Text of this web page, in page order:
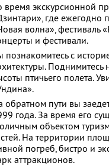
время экскурсионной
где ежегодно
волна», фестиваль
и фестивали.
познакомитесь с
птичьего полета.
обратном пути вы
года. За время его
объектом
На территории
погреб, бистро и
аттракционов.